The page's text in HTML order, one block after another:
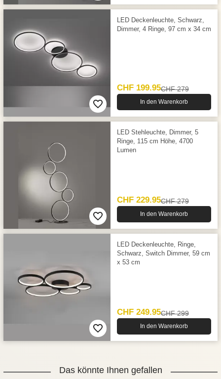
LED Deckenleuchte, Schwarz,
Dimmer, 4 Ringe, 97 cm x 34 cm
CHF 199.95CHF 279
In den Warenkorb
LED Stehleuchte, Dimmer, 5
Ringe, 115 cm Höhe, 4700
Lumen
CHF 229.95CHF 279
In den Warenkorb
LED Deckenleuchte, Ringe,
Schwarz, Switch Dimmer, 59 cm
x 53 cm
CHF 249.95CHF 299
In den Warenkorb
Das könnte Ihnen gefallen